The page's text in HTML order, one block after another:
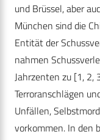
und Brüssel, aber
München sind die
Entität der
nahmen
Jahrzenten zu [1, 2,
Terroranschlägen
Unfällen,
vorkommen. In den